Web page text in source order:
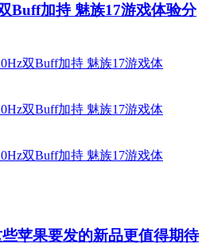
Buff加持 魅族17游戏体验分
些苹果要发的新品更值得期待